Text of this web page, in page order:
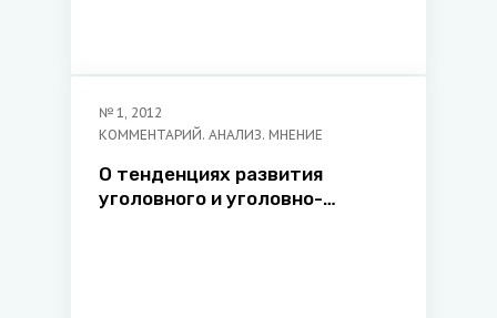
№ 1, 2012
КОММЕНТАРИЙ. АНАЛИЗ. МНЕНИЕ
О тенденциях развития
уголовного и уголовно-